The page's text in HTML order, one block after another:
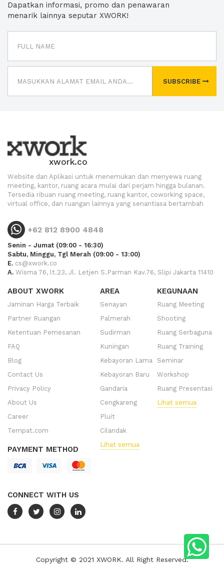
Dapatkan informasi, promo dan penawaran
menarik lainnya seputar XWORK!
SUBSCRIBE
xwork.co
Website dan Aplikasi untuk menemukan dan menyewa ruang
meeting, kantor, ruang acara mulai dari perjam hingga bulanan.
Tersedia ribuan ruang meeting, ruang kantor, coworking space,
virtual office, dan ruangan lainnya yang senantiasa bertambah
+62 812 8900 4848
Senin - Jumat (09:00 - 16:30)
Sabtu, Minggu, Tgl Merah (09:00 - 13:00)
E. cs@xwork.co
A. Wisma 76, lt.23, Jl. Letjen S.Parman Kav.76, Slipi Jakarta 11410
ABOUT XWORK
Jaminan Harga Terbaik
Partner Ruangan
Ketentuan Pemesanan
FAQ
Blog
Contact Us
Privacy Policy
About Us
Career
Tempat.com
PAYMENT METHOD
CONNECT WITH US
AREA
Senayan
Palmerah
Sudirman
Kuningan
Kebayoran Lama
Kebayoran Baru
Gandaria
Cengkareng
Pluit
Cilandak
Lihat semua
KEGUNAAN
Ruang Meeting
Shooting
Ruang Serbaguna
Ruang Training
Seminar
Workshop
Ruang Presentasi
Lihat semua
Copyright © 2021 XWORK. All Right Reserved.